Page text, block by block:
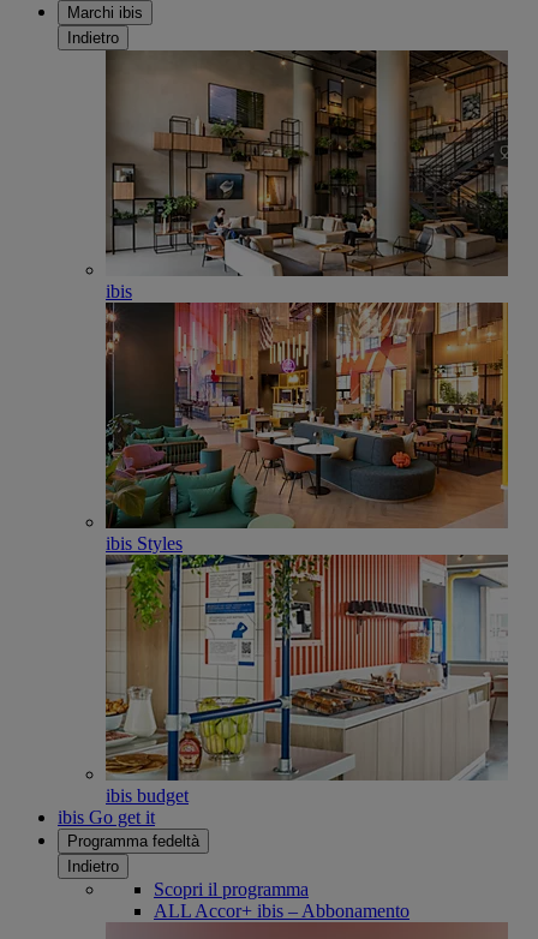
Marchi ibis
Indietro
ibis
ibis Styles
ibis budget
ibis Go get it
Programma fedeltà
Indietro
Scopri il programma
ALL Accor+ ibis – Abbonamento